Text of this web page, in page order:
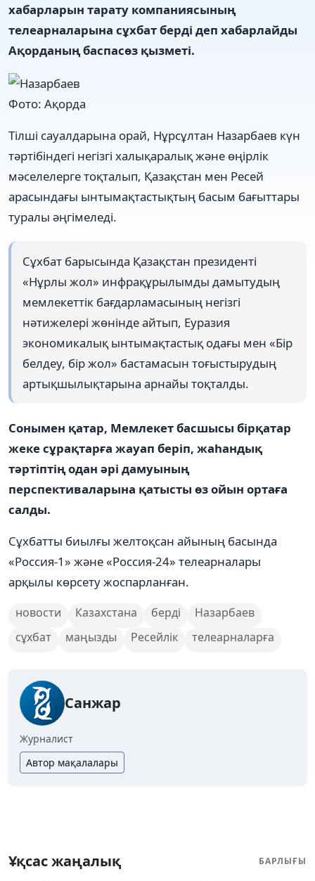
хабарларын тарату компаниясының
телеарналарына сұхбат берді деп хабарлайды
Ақорданың баспасөз қызметі.
Фото: Ақорда
Тілші сауалдарына орай, Нұрсұлтан Назарбаев күн
тәртібіндегі негізгі халықаралық және өңірлік
мәселелерге тоқталып, Қазақстан мен Ресей
арасындағы ынтымақтастықтың басым бағыттары
туралы әңгімеледі.
Сұхбат барысында Қазақстан президенті
«Нұрлы жол» инфрақұрылымды дамытудың
мемлекеттік бағдарламасының негізгі
нәтижелері жөнінде айтып, Еуразия
экономикалық ынтымақтастық одағы мен «Бір
белдеу, бір жол» бастамасын тоғыстырудың
артықшылықтарына арнайы тоқталды.
Сонымен қатар, Мемлекет басшысы бірқатар
жеке сұрақтарға жауап беріп, жаһандық
тәртіптің одан әрі дамуының
перспективаларына қатысты өз ойын ортаға
салды.
Сұхбатты биылғы желтоқсан айының басында
«Россия-1» және «Россия-24» телеарналары
арқылы көрсету жоспарланған.
новости Казахстана берді
Назарбаев
сұхбат
маңызды Ресейлік телеарналарға
Санжар
Журналист
Автор мақалалары
Ұқсас жаңалық БАРЛЫҒЫ